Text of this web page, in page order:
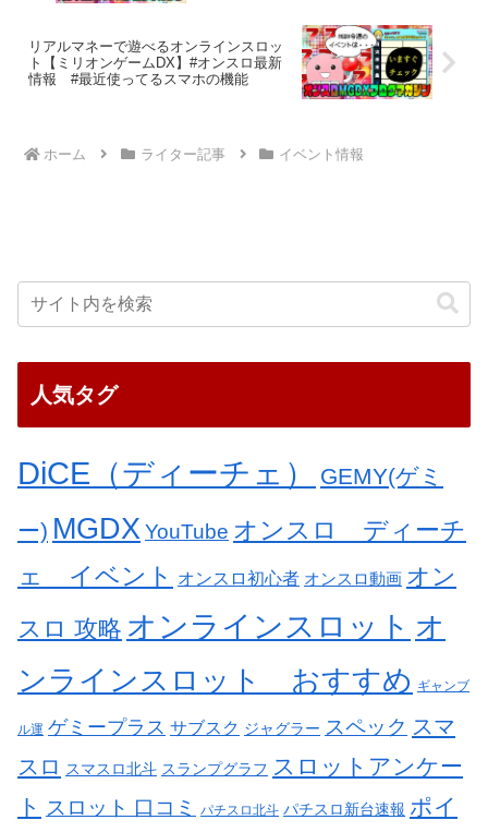
リアルマネーで遊べるオンラインスロッ
ト【ミリオンゲームDX】#オンスロ最新
情報 #最近使ってるスマホの機能
ホーム ライター記事 イベント情報
人気タグ
DiCE（ディーチェ） GEMY(ゲミ
ー) MGDX YouTube オンスロ ディーチ
ェ イベント
オンスロ初心者 オンスロ動画 オン
スロ 攻略 オンラインスロット オ
ンラインスロット おすすめ ギャンブ
ル運 ゲミープラス サブスク ジャグラー スペック スマ
スロ スマスロ北斗 スランプグラフ スロットアンケー
ト スロット 口コミ パチスロ北斗 パチスロ新台速報 ポイ